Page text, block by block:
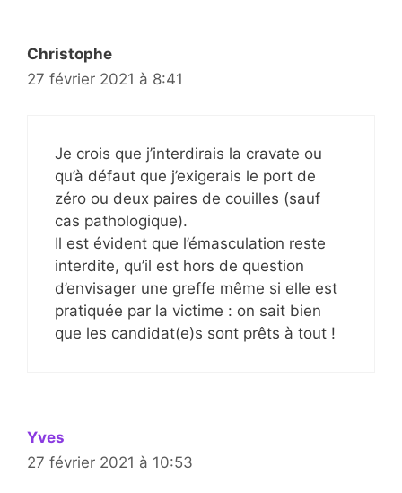
Christophe
27 février 2021 à 8:41
Je crois que j’interdirais la cravate ou
qu’à défaut que j’exigerais le port de
zéro ou deux paires de couilles (sauf
cas pathologique).
Il est évident que l’émasculation reste
interdite, qu’il est hors de question
d’envisager une greffe même si elle est
pratiquée par la victime : on sait bien
que les candidat(e)s sont prêts à tout !
Yves
27 février 2021 à 10:53